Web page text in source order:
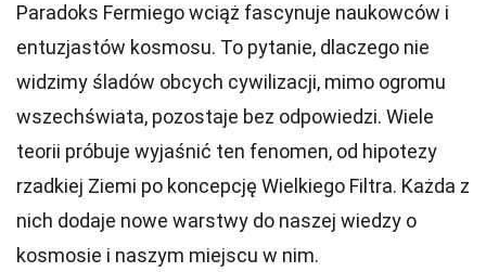
Paradoks Fermiego wciąż fascynuje naukowców i
entuzjastów kosmosu. To pytanie, dlaczego nie
widzimy śladów obcych cywilizacji, mimo ogromu
wszechświata, pozostaje bez odpowiedzi. Wiele
teorii próbuje wyjaśnić ten fenomen, od hipotezy
rzadkiej Ziemi po koncepcję Wielkiego Filtra. Każda z
nich dodaje nowe warstwy do naszej wiedzy o
kosmosie i naszym miejscu w nim.